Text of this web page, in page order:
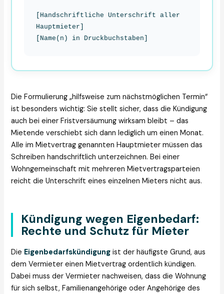
[Handschriftliche Unterschrift aller
Hauptmieter]
[Name(n) in Druckbuchstaben]
Die Formulierung „hilfsweise zum nächstmöglichen Termin“
ist besonders wichtig: Sie stellt sicher, dass die Kündigung
auch bei einer Fristversäumung wirksam bleibt – das
Mietende verschiebt sich dann lediglich um einen Monat.
Alle im Mietvertrag genannten Hauptmieter müssen das
Schreiben handschriftlich unterzeichnen. Bei einer
Wohngemeinschaft mit mehreren Mietvertragsparteien
reicht die Unterschrift eines einzelnen Mieters nicht aus.
Kündigung wegen Eigenbedarf:
Rechte und Schutz für Mieter
Die Eigenbedarfskündigung ist der häufigste Grund, aus
dem Vermieter einen Mietvertrag ordentlich kündigen.
Dabei muss der Vermieter nachweisen, dass die Wohnung
für sich selbst, Familienangehörige oder Angehörige des